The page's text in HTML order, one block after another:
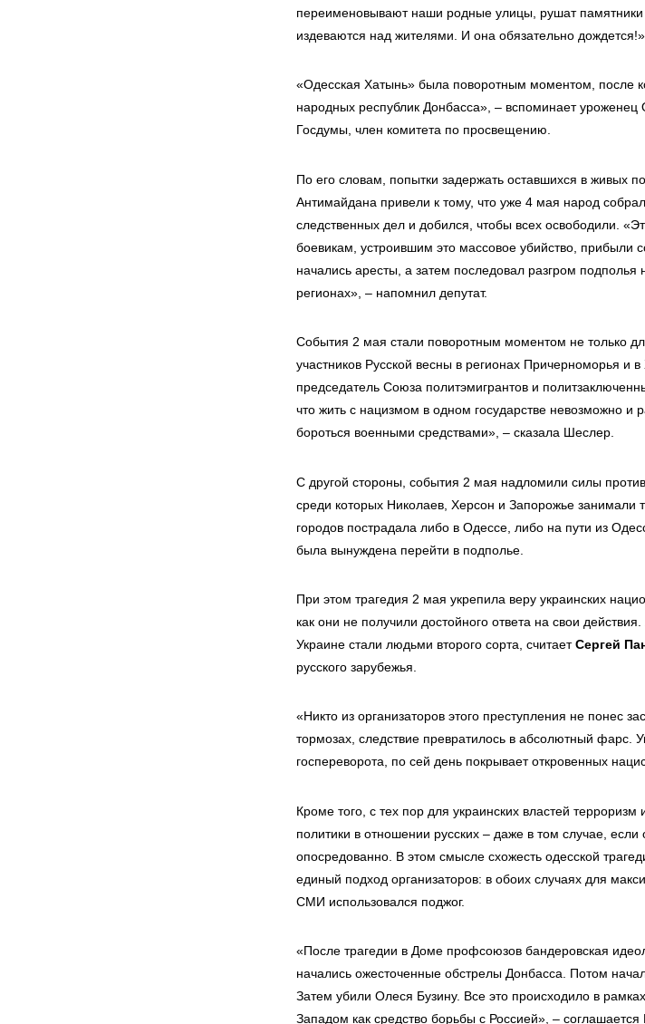
переименовывают наши родные улицы, рушат
издеваются над жителями. И она обязательно
«Одесская Хатынь» была поворотным моментом, после
народных республик Донбасса», – вспоминает уроженец
Госдумы, член комитета по просвещению.
По его словам, попытки задержать оставшихся в живых
Антимайдана привели к тому, что уже 4 мая народ
следственных дел и добился, чтобы всех освободили.
боевикам, устроившим это массовое убийство, прибыли
начались аресты, а затем последовал разгром
регионах», – напомнил депутат.
События 2 мая стали поворотным моментом не только
участников Русской весны в регионах Причерноморья и
председатель Союза политэмигрантов и
что жить с нацизмом в одном государстве невозможно и
бороться военными средствами», – сказала Шеслер.
С другой стороны, события 2 мая надломили силы
среди которых Николаев, Херсон и Запорожье занимали
городов пострадала либо в Одессе, либо на пути из
была вынуждена перейти в подполье.
При этом трагедия 2 мая укрепила веру украинских
как они не получили достойного ответа на свои
Украине стали людьми второго сорта, считаетСергей
русского зарубежья.
«Никто из организаторов этого преступления не понес
тормозах, следствие превратилось в абсолютный фарс.
госпереворота, по сей день покрывает откровенных
Кроме того, с тех пор для украинских властей
политики в отношении русских – даже в том случае,
опосредованно. В этом смысле схожесть одесской
единый подход организаторов: в обоих случаях для
СМИ использовался поджог.
«После трагедии в Доме профсоюзов бандеровская
начались ожесточенные обстрелы Донбасса. Потом
Затем убили Олеся Бузину. Все это происходило в
Западом как средство борьбы с Россией», – соглашается